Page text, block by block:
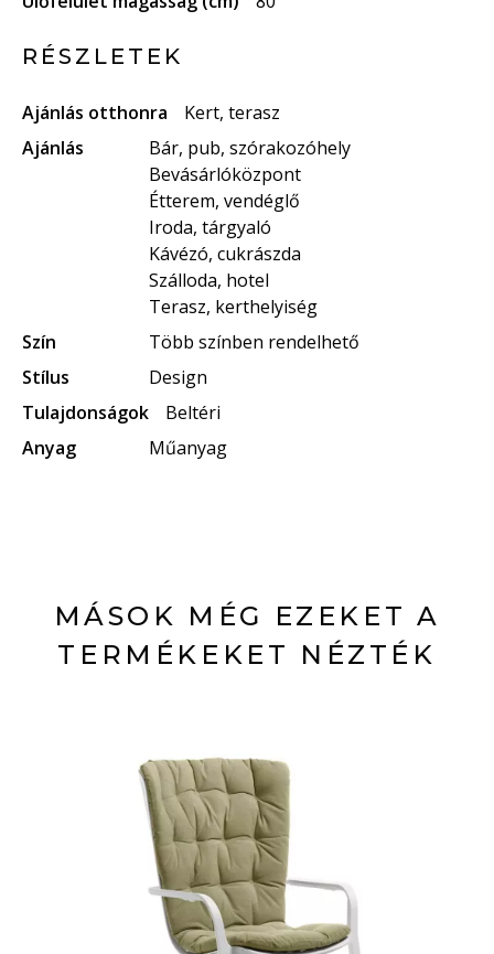
RÉSZLETEK
Ajánlás otthonra
Kert, terasz
Ajánlás
Bár, pub, szórakozóhely
Bevásárlóközpont
Étterem, vendéglő
Iroda, tárgyaló
Kávézó, cukrászda
Szálloda, hotel
Terasz, kerthelyiség
Szín
Több színben rendelhető
Stílus
Design
Tulajdonságok
Beltéri
Anyag
Műanyag
MÁSOK MÉG EZEKET A
TERMÉKEKET NÉZTÉK